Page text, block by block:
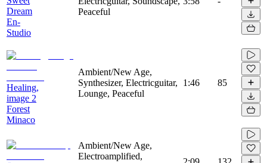
Dream
En-
Studio
Peaceful
Healing,
image 2
Forest
Minaco
Ambient/New Age,
Synthesizer, Electricguitar,
Lounge, Peaceful
1:46 85
Ambient/New Age,
Electroamplified,